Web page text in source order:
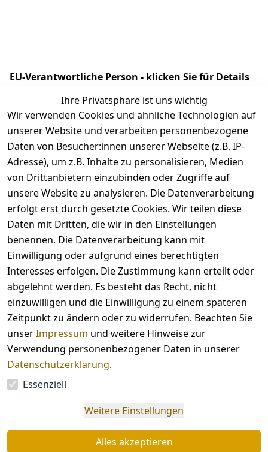
EU-Verantwortliche Person - klicken Sie für Details
Ihre Privatsphäre ist uns wichtig
Wir verwenden Cookies und ähnliche Technologien auf
unserer Website und verarbeiten personenbezogene
Daten von Besucher:innen unserer Webseite (z.B. IP-
Adresse), um z.B. Inhalte zu personalisieren, Medien
von Drittanbietern einzubinden oder Zugriffe auf
unsere Website zu analysieren. Die Datenverarbeitung
erfolgt erst durch gesetzte Cookies. Wir teilen diese
Daten mit Dritten, die wir in den Einstellungen
benennen. Die Datenverarbeitung kann mit
Einwilligung oder aufgrund eines berechtigten
Interesses erfolgen. Die Zustimmung kann erteilt oder
abgelehnt werden. Es besteht das Recht, nicht
einzuwilligen und die Einwilligung zu einem späteren
Zeitpunkt zu ändern oder zu widerrufen. Beachten Sie
unserImpressum und weitere Hinweise zur
Verwendung personenbezogener Daten in unserer
Datenschutzerklärung.
Essenziell
Weitere Einstellungen
Alles akzeptieren
Rechtliches
AGB
Impressum
Datenschutze
rklärung
Barrierefreihe
itserklärung
Widerrufsrec
ht
Kontakt
Kontakt
Registrieren
widerrufen